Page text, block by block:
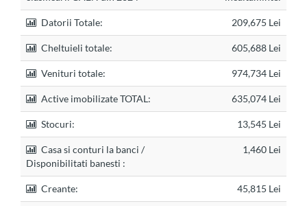
Datorii Totale: 209,675 Lei
Cheltuieli totale: 605,688 Lei
Venituri totale: 974,734 Lei
Active imobilizate TOTAL: 635,074 Lei
Stocuri: 13,545 Lei
Casa si conturi la banci /
Disponibilitati banesti :
1,460 Lei
Creante: 45,815 Lei